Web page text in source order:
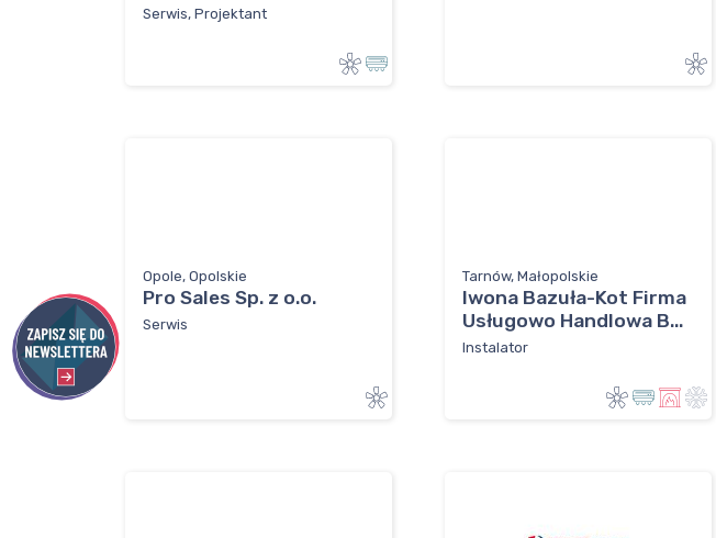
Serwis, Projektant
Opole, Opolskie
Pro Sales Sp. z o.o.
Serwis
Tarnów, Małopolskie
Iwona Bazuła-Kot Firma
Usługowo Handlowa B...
Instalator